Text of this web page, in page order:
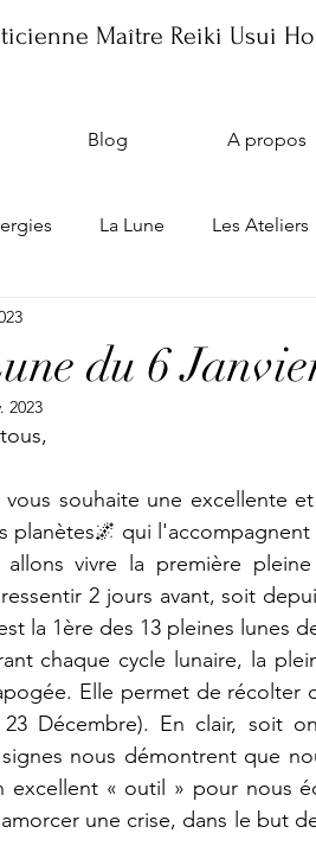
Maître Reiki Usui
Blog A propos
La Lune Les Ateliers
du 6
2023
planètes🌌 qui l'accompagnent
2 jours avant, soit
la 1ère des 13 pleines lunes
Elle permet de récolter
Décembre). En clair, soit
nous démontrent que
excellent « outil » pour nous
une crise, dans le but